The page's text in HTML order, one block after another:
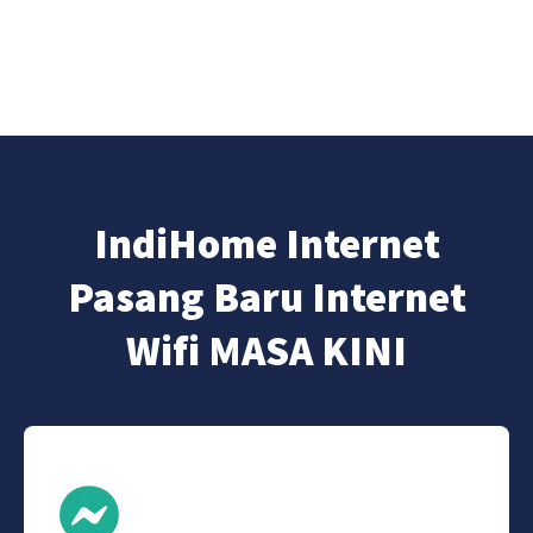
IndiHome Internet
Pasang Baru Internet
Wifi MASA KINI